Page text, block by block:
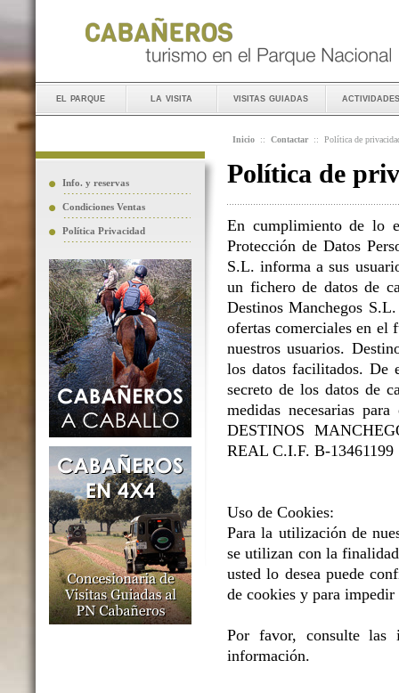
el parque la visita visitas guiadas actividades
Info. y reservas
Condiciones Ventas
Política Privacidad
Inicio :: Contactar :: Política de
Política de
En cumplimiento de lo
Protección de Datos
S.L. informa a sus
un fichero de datos de
Destinos Manchegos
ofertas comerciales en el
nuestros usuarios.
los datos facilitados. De
secreto de los datos de
medidas necesarias
DESTINOS
REAL C.I.F. B-13461199
Uso de Cookies:
Para la utilización de
se utilizan con la
usted lo desea puede
de cookies y para
Por favor, consulte las
información.